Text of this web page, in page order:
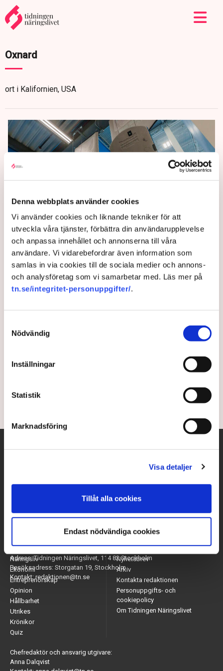
Denna webbplats använder cookies
Vi använder cookies och liknande tekniker för att
utveckla våra tjänster, förbättra din användarupplevelse
och anpassa innehållet och annonserna till våra
användare. Vi vidarebefordrar även information som
samlas in via cookies till de sociala medier och annons-
och analysföretag som vi samarbetar med. Läs mer på
tn.se/integritet-personuppgifter/.
Nödvändig
Inställningar
Statistik
Marknadsföring
Visa detaljer
Tillåt alla cookies
Endast nödvändiga cookies
Oxnard
ort i Kalifornien, USA
Amazon gör
mångmiljardsatsning på
kärnkraft
man tecknar avtal om kärnkraftsprojekt. I ett försök
att möta ett växande energibehov ska Amazon nu
vara med och utveckla så kallade små modulära
reaktorer (SMR), skriver bolaget i ett
1 year ago |
Adress: Tidningen Näringslivet, 114 82 Stockholm
Besöksadress: Storgatan 19, Stockholm
Kontakt: redaktionen@tn.se
Arbetsmarknad
Näringsliv
Ekonomi
Entreprenörskap
Opinion
Hållbarhet
Utrikes
Krönikor
Quiz
Appar
Nyhetsbrev
Arkiv
Kontakta redaktionen
Personuppgifts- och
cookiepolicy
Om Tidningen Näringslivet
Chefredaktör och ansvarig utgivare:
Anna Dalqvist